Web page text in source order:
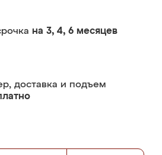
на 3, 4, 6 месяцев
доставка и подъем